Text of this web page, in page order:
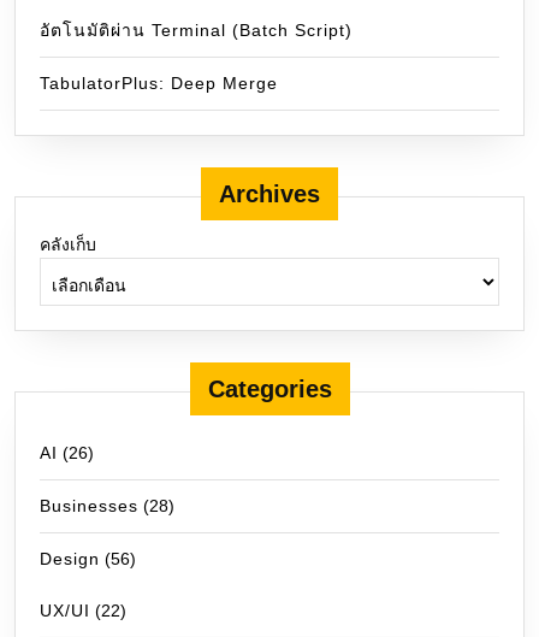
อัตโนมัติผ่าน Terminal (Batch Script)
TabulatorPlus: Deep Merge
Archives
คลังเก็บ
Categories
AI (26)
Businesses (28)
Design (56)
UX/UI (22)